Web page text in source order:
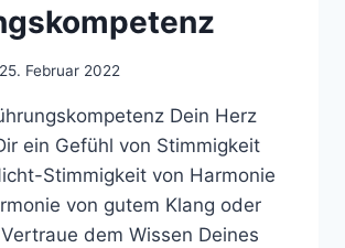
25. Februar 2022
Dein Herz
ein Gefühl von Stimmigkeit
Stimmigkeit von Harmonie
von gutem Klang oder
dem Wissen Deines